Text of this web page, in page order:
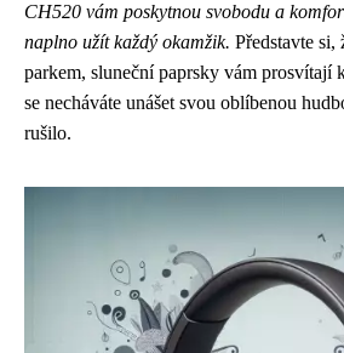
CH520 vám poskytnou svobodu a
naplno užít každý okamžik. Představte si,
parkem, sluneční paprsky vám prosvítají
se necháváte unášet svou oblíbenou
rušilo.